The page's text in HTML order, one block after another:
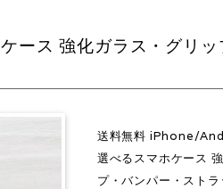
ース 強化ガラス・グリッ
送料無料 iPhone/
選べるスマホケース
プ・バンパー・スト